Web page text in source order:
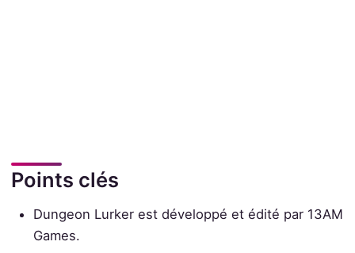
Points clés
Dungeon Lurker est développé et édité par 13AM
Games.